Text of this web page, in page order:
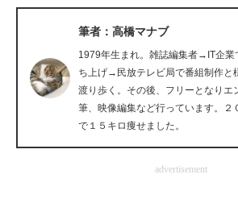
IT製品の技術・比較・事例
モノづくり技術者専門サイト
エレクトロニクス専門サイト
電子設計の基本と応用
筆者：高橋マナブ
1979年生まれ。雑誌編集者→IT企業
ち上げ→民放テレビ局で番組制作と
渡り歩く。その後、フリーとなりエ
筆、映像編集など行っています。２
で１５キロ痩せました。
advertisement